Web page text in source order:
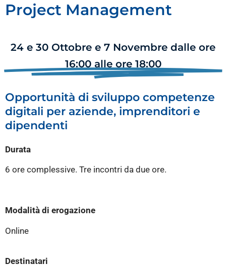
Project Management
24 e 30 Ottobre e 7 Novembre dalle ore
16:00 alle ore 18:00
Opportunità di sviluppo competenze
digitali per aziende, imprenditori e
dipendenti
Durata
6 ore complessive. Tre incontri da due ore.
Modalità di erogazione
Online
Destinatari